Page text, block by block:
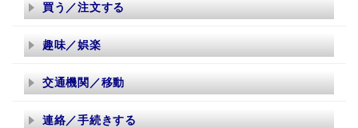
買う／注文する
趣味／娯楽
交通機関／移動
連絡／手続きする